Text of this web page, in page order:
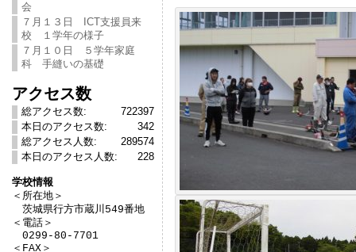
会
７月１３日 ICT支援員来
校 １学年の様子
７月１０日 ５学年家庭
科 手縫いの基礎
アクセス数
722397
総アクセス数:
342
本日のアクセス数:
289574
総アクセス人数:
228
本日のアクセス人数:
学校情報
＜所在地＞
茨城県行方市蔵川549番地
＜電話＞
0299-80-7701
＜FAX＞